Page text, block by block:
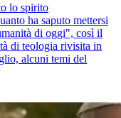
lo spirito
ha saputo mettersi
di oggi", così il
di teologia rivisita in
alcuni temi del